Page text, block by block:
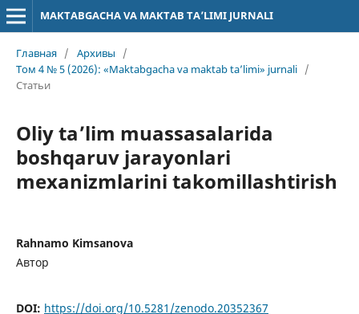
MAKTABGACHA VA MAKTAB TA’LIMI JURNALI
Главная / Архивы
/
Том 4 № 5 (2026): «Maktabgacha va maktab ta’limi» jurnali /
Статьи
Oliy ta’lim muassasalarida
boshqaruv jarayonlari
mexanizmlarini takomillashtirish
Rahnamo Kimsanova
Автор
DOI: https://doi.org/10.5281/zenodo.20352367